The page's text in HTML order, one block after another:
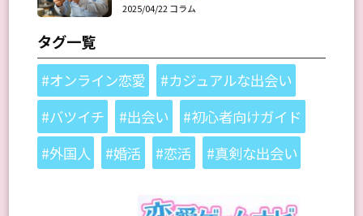
2025/04/22 コラム
タグ一覧
#オンライン恋愛
#カジュアルな出会い
#バツイチ
#出会い
#初心者向けガイド
#外国人
#婚活 #恋活 #真剣な出会い